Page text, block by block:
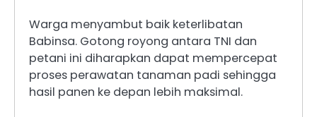
Warga menyambut baik keterlibatan
Babinsa. Gotong royong antara TNI dan
petani ini diharapkan dapat mempercepat
proses perawatan tanaman padi sehingga
hasil panen ke depan lebih maksimal.